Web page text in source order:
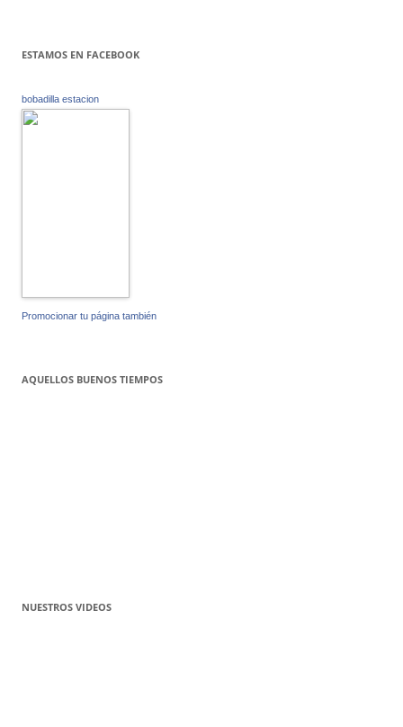
ESTAMOS EN FACEBOOK
bobadilla estacion
Promocionar tu página también
AQUELLOS BUENOS TIEMPOS
NUESTROS VIDEOS